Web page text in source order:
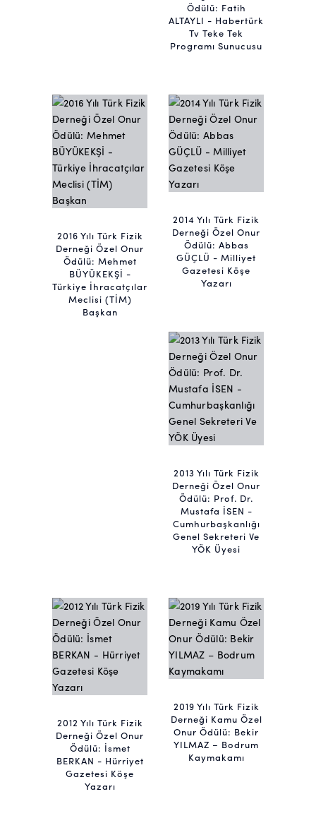
Ödülü: Fatih
ALTAYLI - Habertürk
Tv Teke Tek
Programı Sunucusu
2016 Yılı Türk Fizik
Derneği Özel Onur
Ödülü: Mehmet
BÜYÜKEKŞİ -
Türkiye İhracatçılar
Meclisi (TİM)
Başkan
2014 Yılı Türk Fizik
Derneği Özel Onur
Ödülü: Abbas
GÜÇLÜ - Milliyet
Gazetesi Köşe
Yazarı
2013 Yılı Türk Fizik
Derneği Özel Onur
Ödülü: Prof. Dr.
Mustafa İSEN -
Cumhurbaşkanlığı
Genel Sekreteri Ve
YÖK Üyesi
2012 Yılı Türk Fizik
Derneği Özel Onur
Ödülü: İsmet
BERKAN - Hürriyet
Gazetesi Köşe
Yazarı
2019 Yılı Türk Fizik
Derneği Kamu Özel
Onur Ödülü: Bekir
YILMAZ – Bodrum
Kaymakamı